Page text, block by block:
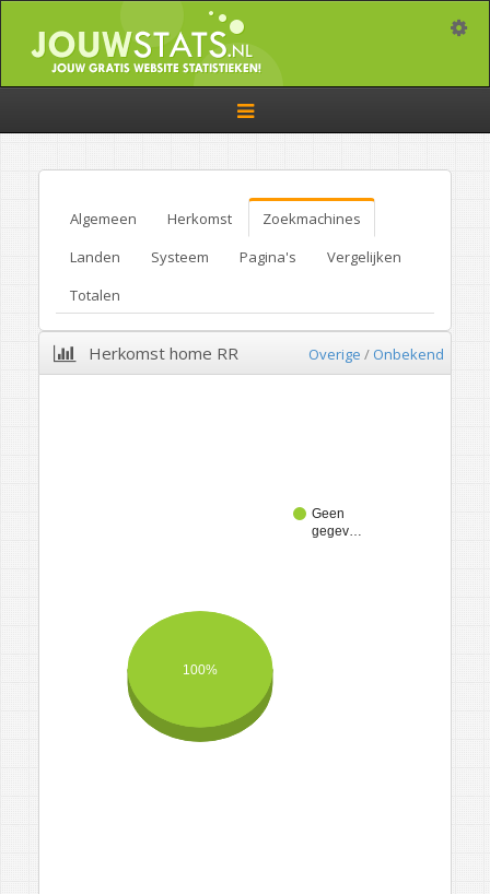
Toggle
navigation
Algemeen Herkomst
Zoekmachines
Landen
Systeem Pagina's
Vergelijken
Totalen
Herkomst home RR Overige /Onbekend
Geen
gegev…
100%